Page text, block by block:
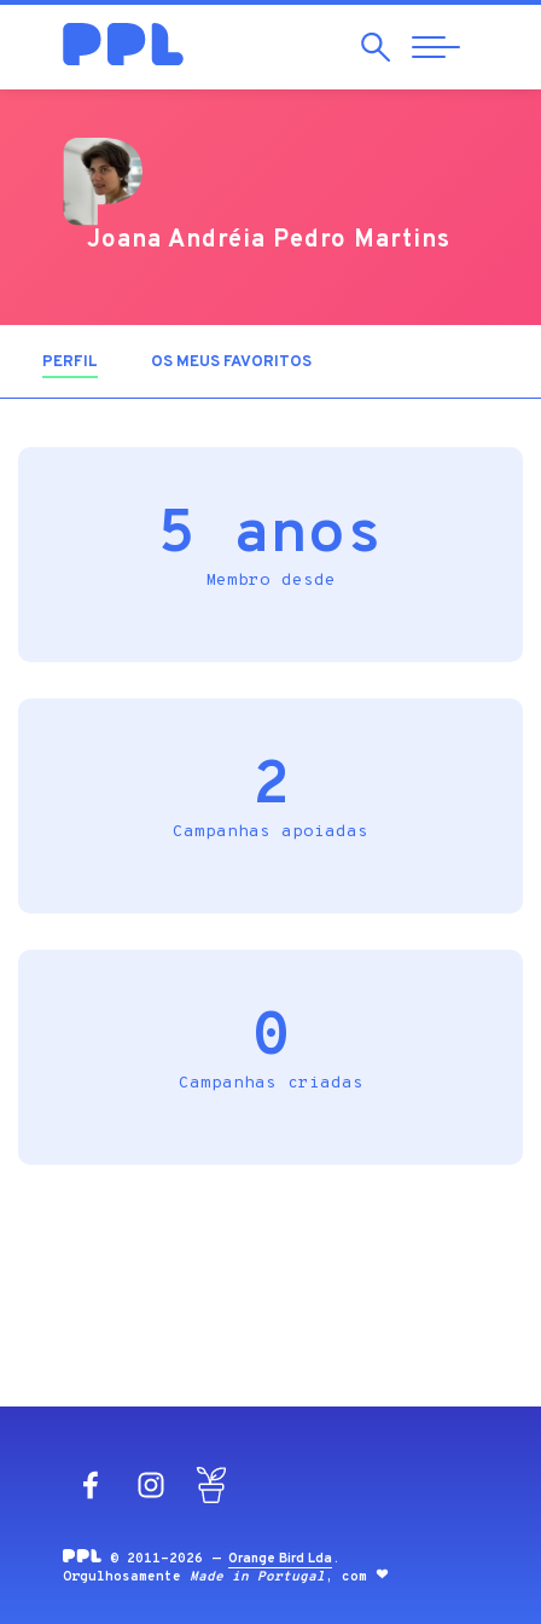
Pesquisar
Abrir
Navegação
Joana Andréia Pedro Martins
PERFIL (SEPARADOR ATIVO)
OS MEUS FAVORITOS
5 anos
Membro desde
2
Campanhas apoiadas
0
Campanhas criadas
FacebookInstagram
© 2011-2026 —Orange Bird Lda .
Orgulhosamente Made in Portugal , com